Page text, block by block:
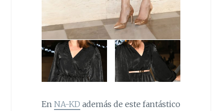
En NA-KD además de este fantástico